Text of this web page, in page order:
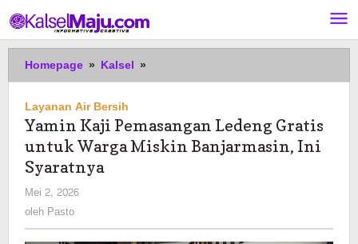
ke
konten
Homepage » Kalsel »
Kaji
Gratis
untuk
Syaratnya
Layanan Air Bersih
Yamin Kaji Pemasangan Ledeng Gratis
untuk Warga Miskin Banjarmasin, Ini
Syaratnya
Mei 2, 2026
oleh Pasto